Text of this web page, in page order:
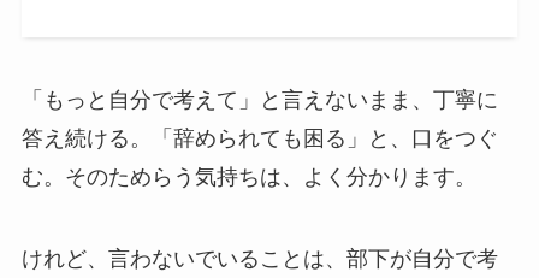
「もっと自分で考えて」と言えないまま、丁寧に
答え続ける。「辞められても困る」と、口をつぐ
む。そのためらう気持ちは、よく分かります。
けれど、言わないでいることは、部下が自分で考